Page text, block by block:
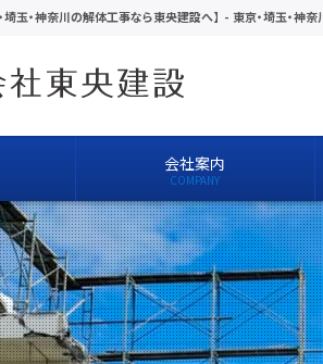
玉・神奈川の解体工事なら東央建設へ】 - 東京・埼玉・神
会社案内